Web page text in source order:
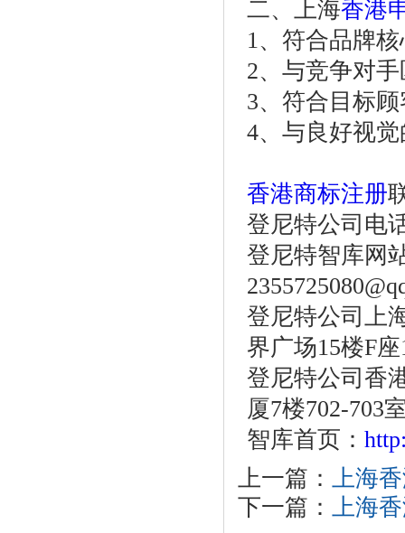
二、上海香港
1、符合品牌
2、与竞争对
3、符合目标
4、与良好视
香港商标注册
登尼特公司电
登尼特智库网
登尼特公司上
界广场15楼F
登尼特公司香
厦7楼702-703
智库首页：
上一篇： 上海
下一篇： 上海